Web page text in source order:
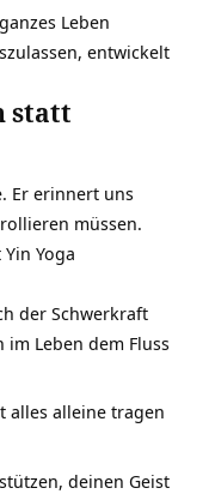
Leben
entwickelt
statt
Er erinnert uns
müssen.
Yoga
der Schwerkraft
Leben dem Fluss
alles alleine tragen
deinen Geist